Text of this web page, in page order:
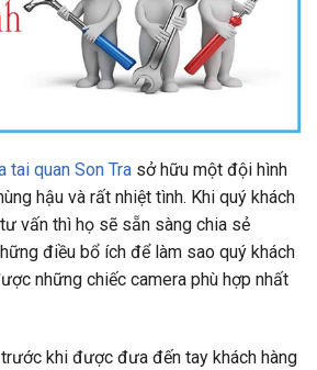
tai quan Son Tra sở hữu một đội hình
hậu và rất nhiệt tình. Khi quý khách
vấn thì họ sẽ sẵn sàng chia sẻ
điều bổ ích để làm sao quý khách
những chiếc camera phù hợp nhất
khi được đưa đến tay khách hàng